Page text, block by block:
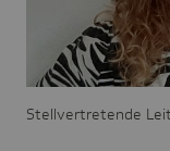
Stellvertretende